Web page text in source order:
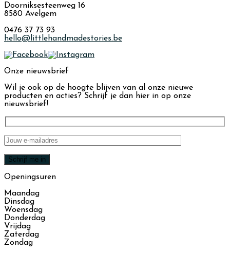
Doorniksesteenweg 16
8580 Avelgem
0476 37 73 93
hello@littlehandmadestories.be
Onze nieuwsbrief
Wil je ook op de hoogte blijven van al onze nieuwe
producten en acties? Schrijf je dan hier in op onze
nieuwsbrief!
Openingsuren
Maandag
Dinsdag
Woensdag
Donderdag
Vrijdag
Zaterdag
Zondag